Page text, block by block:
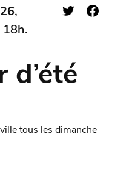
,
d’été
tous les dimanche